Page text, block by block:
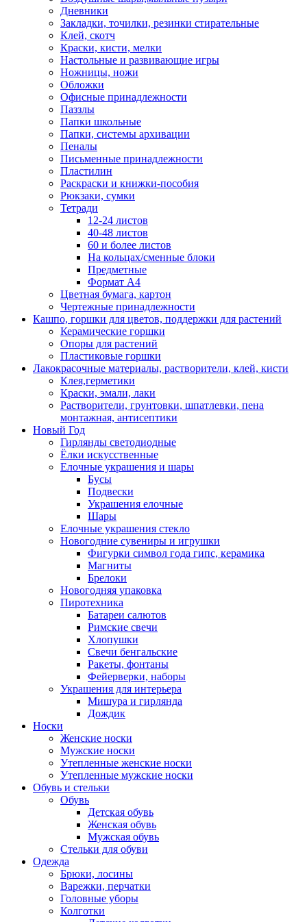
Дневники
Закладки, точилки, резинки стирательные
Клей, скотч
Краски, кисти, мелки
Настольные и развивающие игры
Ножницы, ножи
Обложки
Офисные принадлежности
Паззлы
Папки школьные
Папки, системы архивации
Пеналы
Письменные принадлежности
Пластилин
Раскраски и книжки-пособия
Рюкзаки, сумки
Тетради
12-24 листов
40-48 листов
60 и более листов
На кольцах/сменные блоки
Предметные
Формат А4
Цветная бумага, картон
Чертежные принадлежности
Кашпо, горшки для цветов, поддержки для растений
Керамические горшки
Опоры для растений
Пластиковые горшки
Лакокрасочные материалы, растворители, клей, кисти
Клея,герметики
Краски, эмали, лаки
Растворители, грунтовки, шпатлевки, пена
монтажная, антисептики
Новый Год
Гирлянды светодиодные
Ёлки искусственные
Елочные украшения и шары
Бусы
Подвески
Украшения елочные
Шары
Елочные украшения стекло
Новогодние сувениры и игрушки
Фигурки символ года гипс, керамика
Магниты
Брелоки
Новогодняя упаковка
Пиротехника
Батареи салютов
Римские свечи
Хлопушки
Свечи бенгальские
Ракеты, фонтаны
Фейерверки, наборы
Украшения для интерьера
Мишура и гирлянда
Дождик
Носки
Женские носки
Мужские носки
Утепленные женские носки
Утепленные мужские носки
Обувь и стельки
Обувь
Детская обувь
Женская обувь
Мужская обувь
Стельки для обуви
Одежда
Брюки, лосины
Варежки, перчатки
Головные уборы
Колготки